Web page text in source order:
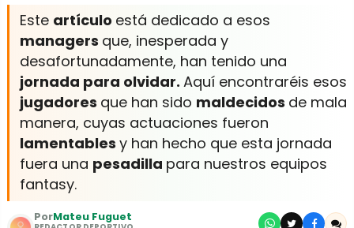
Este artículo está dedicado a esos
managers que, inesperada y
desafortunadamente, han tenido una
jornada para olvidar. Aquí encontraréis esos
jugadores que han sido maldecidos de mala
manera, cuyas actuaciones fueron
lamentables y han hecho que esta jornada
fuera una pesadilla para nuestros equipos
fantasy.
PorMateu Fuguet